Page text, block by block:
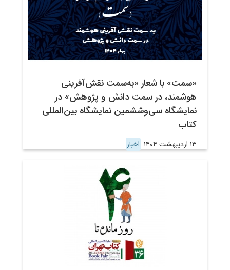
«سمت» با شعار «به‌سمت نقش‌آفرینی
هوشمند، در سمت دانش و پژوهش» در
نمایشگاه سی‌وششمین نمایشگاه بین‌المللی
کتاب
۱۳ اردیبهشت ۱۴۰۴ اخبار